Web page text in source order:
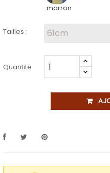
marron
Tailles :
Quantité